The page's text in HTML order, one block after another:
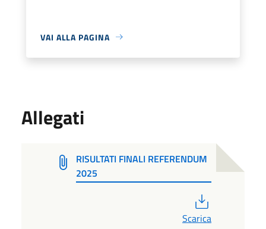
VAI ALLA PAGINA
Allegati
RISULTATI FINALI REFERENDUM
2025
Scarica